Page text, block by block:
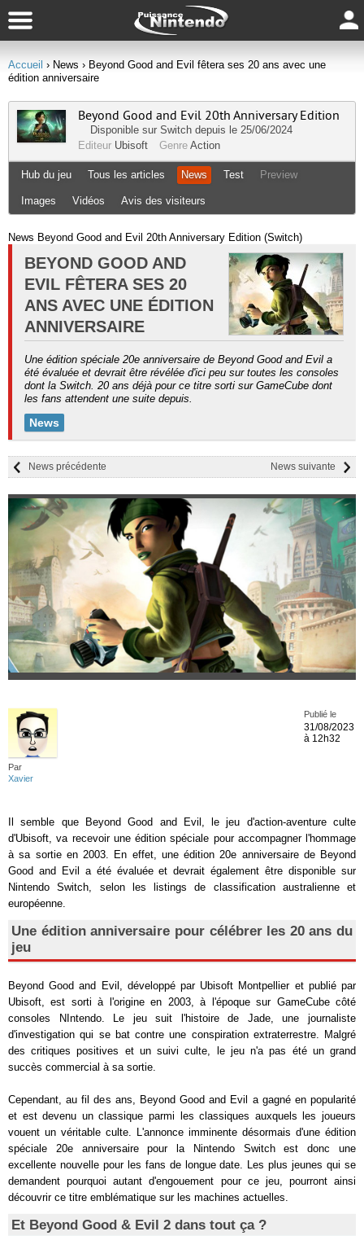
Accueil › News › Beyond Good and Evil fêtera ses 20 ans avec une
édition anniversaire
Beyond Good and Evil 20th Anniversary Edition
Disponible sur Switch depuis le 25/06/2024
Editeur Ubisoft Genre Action
Hub du jeu Tous les articles News Test Preview
Images Vidéos Avis des visiteurs
News Beyond Good and Evil 20th Anniversary Edition (Switch)
BEYOND GOOD AND
EVIL FÊTERA SES 20
ANS AVEC UNE ÉDITION
ANNIVERSAIRE
Une édition spéciale 20e anniversaire de Beyond Good and Evil a
été évaluée et devrait être révélée d'ici peu sur toutes les consoles
dont la Switch. 20 ans déjà pour ce titre sorti sur GameCube dont
les fans attendent une suite depuis.
News
News suivante
News précédente
Par
Xavier
Publié le
31/08/2023
à 12h32
Il semble que Beyond Good and Evil, le jeu d'action-aventure culte
d'Ubisoft, va recevoir une édition spéciale pour accompagner l'hommage
à sa sortie en 2003. En effet, une édition 20e anniversaire de Beyond
Good and Evil a été évaluée et devrait également être disponible sur
Nintendo Switch, selon les listings de classification australienne et
européenne.
Une édition anniversaire pour célébrer les 20 ans du
jeu
Beyond Good and Evil, développé par Ubisoft Montpellier et publié par
Ubisoft, est sorti à l'origine en 2003, à l'époque sur GameCube côté
consoles NIntendo. Le jeu suit l'histoire de Jade, une journaliste
d'investigation qui se bat contre une conspiration extraterrestre. Malgré
des critiques positives et un suivi culte, le jeu n'a pas été un grand
succès commercial à sa sortie.
Cependant, au fil des ans, Beyond Good and Evil a gagné en popularité
et est devenu un classique parmi les classiques auxquels les joueurs
vouent un véritable culte. L'annonce imminente désormais d'une édition
spéciale 20e anniversaire pour la Nintendo Switch est donc une
excellente nouvelle pour les fans de longue date. Les plus jeunes qui se
demandent pourquoi autant d'engouement pour ce jeu, pourront ainsi
découvrir ce titre emblématique sur les machines actuelles.
Et Beyond Good & Evil 2 dans tout ça ?